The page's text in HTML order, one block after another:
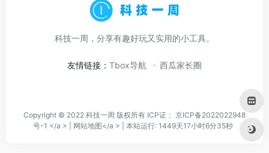
科技一周，分享有趣好玩又实用的小工具。
友情链接： Tbox导航 西瓜家长圈
Copyright © 2022 科技一周 版权所有 ICP证： 京ICP备2022022948
号-1 </a > | 网站地图</a > | 本站运行: 1449天17小时6分35秒